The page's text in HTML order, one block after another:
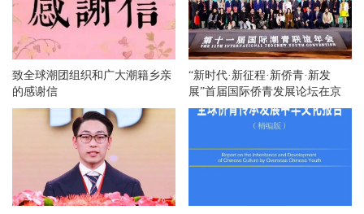
致全球潮团组织和广大潮籍乡亲
的感谢信
“新时代·新征程·新侨青·新发
展”首届国际侨青发展论坛在京
举办